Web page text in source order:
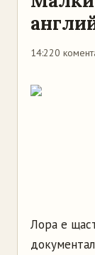
14:220
Лора е